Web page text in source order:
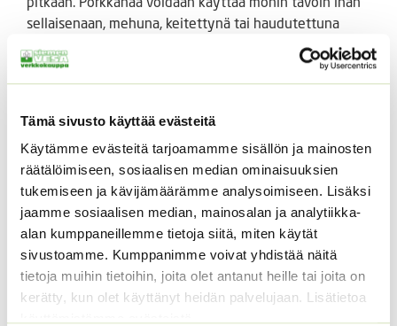
Tämä sivusto käyttää evästeitä
Käytämme evästeitä tarjoamamme sisällön ja mainosten
räätälöimiseen, sosiaalisen median ominaisuuksien
tukemiseen ja kävijämäärämme analysoimiseen. Lisäksi
jaamme sosiaalisen median, mainosalan ja analytiikka-
alan kumppaneillemme tietoja siitä, miten käytät
sivustoamme. Kumppanimme voivat yhdistää näitä
tietoja muihin tietoihin, joita olet antanut heille tai joita on
kerätty, kun olet käyttänyt heidän palvelujaan. Lisätietoa
sellaisenaan, mehuna, keitettynä tai haudutettuna
Saatavilla eri pakkauskokoja, valitse valikosta.
Tutustu myös